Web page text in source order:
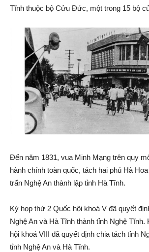
Tĩnh thuộc bộ Cửu Đức, một trong 15 bộ
Đến năm 1831, vua Minh Mạng trên quy
hành chính toàn quốc, tách hai phủ Hà
trấn Nghệ An thành lập tỉnh Hà Tĩnh.
Kỳ họp thứ 2 Quốc hội khoá V đã quyết
Nghệ An và Hà Tĩnh thành tỉnh Nghệ Tĩnh.
hội khoá VIII đã quyết định chia tách tỉnh
tỉnh Nghệ An và Hà Tĩnh.